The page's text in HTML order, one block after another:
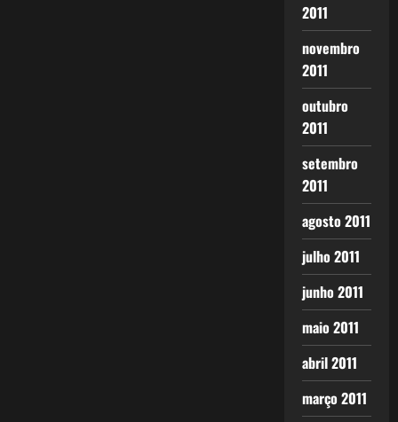
2011
novembro
2011
outubro
2011
setembro
2011
agosto 2011
julho 2011
junho 2011
maio 2011
abril 2011
março 2011